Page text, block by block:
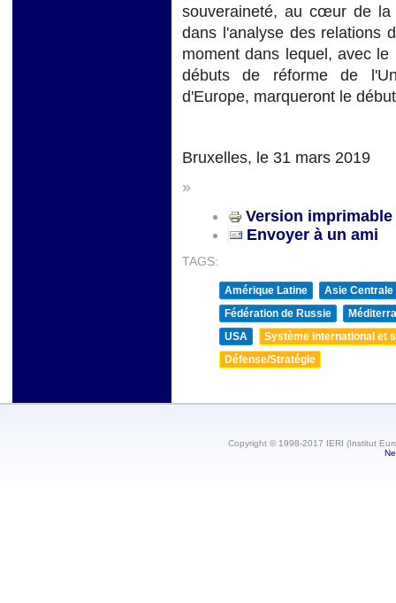
souveraineté, au cœur de la
dans l'analyse des relations
moment dans lequel, avec
débuts de réforme de
d'Europe, marqueront le
Bruxelles, le 31 mars 2019
»
Version imprimable
Envoyer à un ami
TAGS:
Amérique Latine
Asie Centrale
Fédération de Russie
USA
Système international et
Défense/Stratégie
Copyright © 1998-2017 IERI (Institut